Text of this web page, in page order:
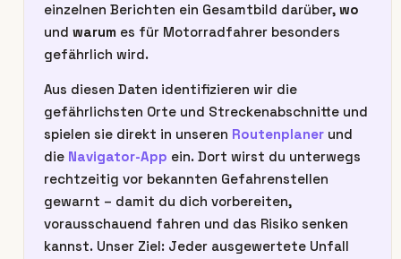
einzelnen Berichten ein Gesamtbild darüber, wo
und warum es für Motorradfahrer besonders
gefährlich wird.
Aus diesen Daten identifizieren wir die
gefährlichsten Orte und Streckenabschnitte und
spielen sie direkt in unseren Routenplaner und
die Navigator-App ein. Dort wirst du unterwegs
rechtzeitig vor bekannten Gefahrenstellen
gewarnt – damit du dich vorbereiten,
vorausschauend fahren und das Risiko senken
kannst. Unser Ziel: Jeder ausgewertete Unfall